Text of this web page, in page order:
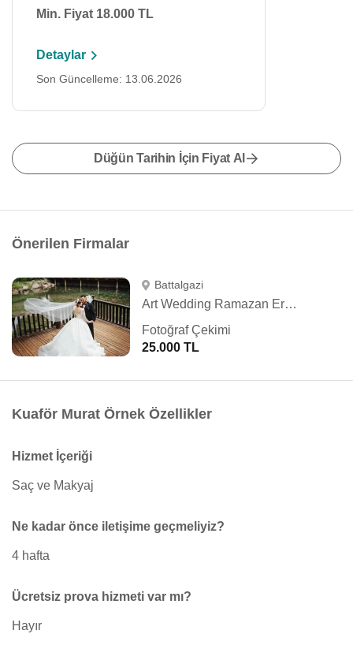
Min. Fiyat 18.000 TL
Detaylar
Son Güncelleme: 13.06.2026
Düğün Tarihin İçin Fiyat Al
Önerilen Firmalar
Battalgazi
Art Wedding Ramazan Ergün
Fotoğraf Çekimi
25.000 TL
Kuaför Murat Örnek Özellikler
Hizmet İçeriği
Saç ve Makyaj
Ne kadar önce iletişime geçmeliyiz?
4 hafta
Ücretsiz prova hizmeti var mı?
Hayır